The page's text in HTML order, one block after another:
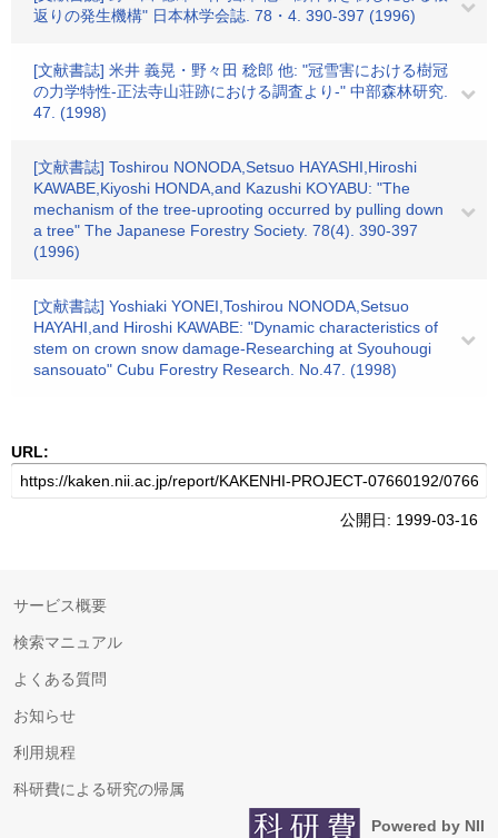
返りの発生機構" 日本林学会誌. 78・4. 390-397 (1996)
[文献書誌] 米井 義晃・野々田 稔郎 他: "冠雪害における樹冠
の力学特性-正法寺山荘跡における調査より-" 中部森林研究.
47. (1998)
[文献書誌] Toshirou NONODA,Setsuo HAYASHI,Hiroshi
KAWABE,Kiyoshi HONDA,and Kazushi KOYABU: "The
mechanism of the tree-uprooting occurred by pulling down
a tree" The Japanese Forestry Society. 78(4). 390-397
(1996)
[文献書誌] Yoshiaki YONEI,Toshirou NONODA,Setsuo
HAYAHI,and Hiroshi KAWABE: "Dynamic characteristics of
stem on crown snow damage-Researching at Syouhougi
sansouato" Cubu Forestry Research. No.47. (1998)
URL:
公開日: 1999-03-16
サービス概要
検索マニュアル
よくある質問
お知らせ
利用規程
科研費による研究の帰属
Powered by NII